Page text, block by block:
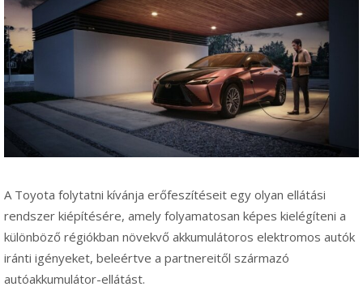
A Toyota folytatni kívánja erőfeszítéseit egy olyan ellátási
rendszer kiépítésére, amely folyamatosan képes kielégíteni a
különböző régiókban növekvő akkumulátoros elektromos autók
iránti igényeket, beleértve a partnereitől származó
autóakkumulátor-ellátást.